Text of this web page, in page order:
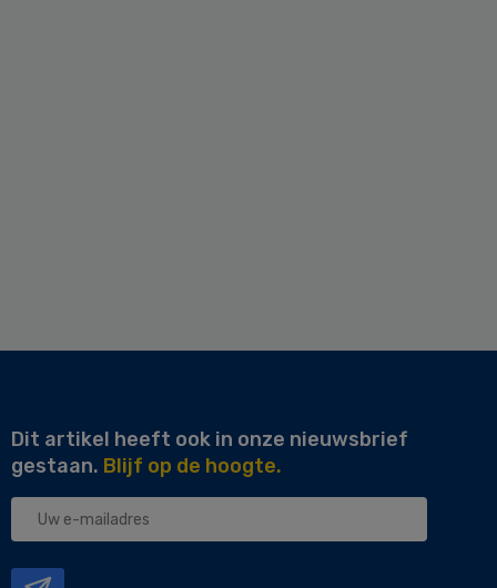
Dit artikel heeft ook in onze nieuwsbrief
gestaan. Blijf op de hoogte.
Uw